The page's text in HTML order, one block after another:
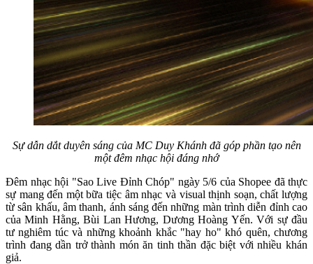
Sự dẫn dắt duyên sáng của MC Duy Khánh đã góp phần tạo nên
một đêm nhạc hội đáng nhớ
Đêm nhạc hội "Sao Live Đỉnh Chóp" ngày 5/6 của Shopee đã thực
sự mang đến một bữa tiệc âm nhạc và visual thịnh soạn, chất lượng
từ sân khấu, âm thanh, ánh sáng đến những màn trình diễn đỉnh cao
của Minh Hằng, Bùi Lan Hương, Dương Hoàng Yến. Với sự đầu
tư nghiêm túc và những khoảnh khắc "hay ho" khó quên, chương
trình đang dần trở thành món ăn tinh thần đặc biệt với nhiều khán
giả.